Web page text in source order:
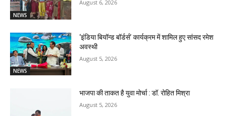
NEWS
August 6, 2026
NEWS
‘इंडिया बियॉन्ड बॉर्डर्स’ कार्यक्रम में शामिल हुए सांसद रमेश
अवस्थी
August 5, 2026
भाजपा की ताकत है युवा मोर्चा : डॉ. रोहित मिश्रा
August 5, 2026